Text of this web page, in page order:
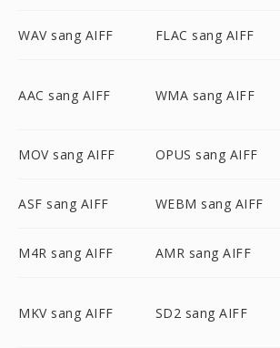
WAV sang AIFF FLAC sang AIFF
AAC sang AIFF WMA sang AIFF
MOV sang AIFF OPUS sang AIFF
ASF sang AIFF WEBM sang AIFF
M4R sang AIFF AMR sang AIFF
MKV sang AIFF SD2 sang AIFF